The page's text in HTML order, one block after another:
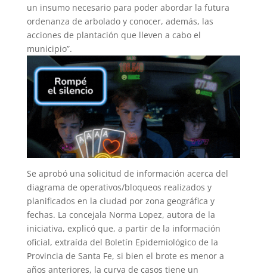
un insumo necesario para poder abordar la futura
ordenanza de arbolado y conocer, además, las
acciones de plantación que lleven a cabo el
municipio”.
Se aprobó una solicitud de información acerca del
diagrama de operativos/bloqueos realizados y
planificados en la ciudad por zona geográfica y
fechas. La concejala Norma Lopez, autora de la
iniciativa, explicó que, a partir de la información
oficial, extraída del Boletín Epidemiológico de la
Provincia de Santa Fe, si bien el brote es menor a
años anteriores, la curva de casos tiene un